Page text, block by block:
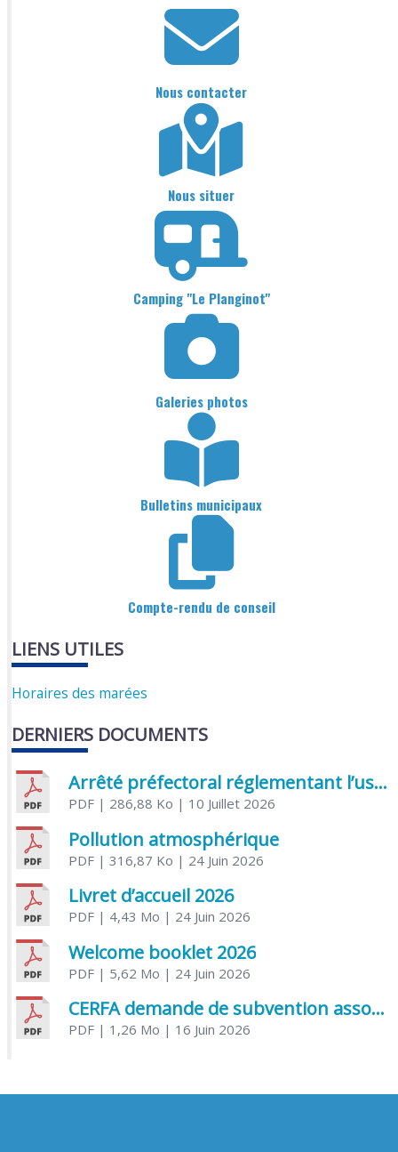
Nous contacter
Nous situer
Camping "Le Planginot"
Galeries photos
Bulletins municipaux
Compte-rendu de conseil
LIENS UTILES
Horaires des marées
DERNIERS DOCUMENTS
Arrêté préfectoral réglementant l’usage de l’eau
PDF| 286,88 Ko | 10 Juillet 2026
Pollution atmosphérique
PDF| 316,87 Ko | 24 Juin 2026
Livret d’accueil 2026
PDF| 4,43 Mo | 24 Juin 2026
Welcome booklet 2026
PDF| 5,62 Mo | 24 Juin 2026
CERFA demande de subvention association
PDF| 1,26 Mo | 16 Juin 2026